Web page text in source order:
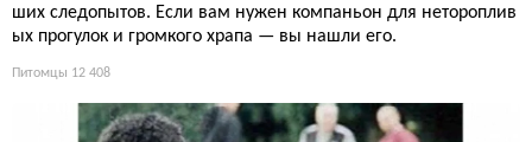
ших следопытов. Если вам нужен компаньон для нетороплив
ых прогулок и громкого храпа — вы нашли его.
Питомцы 12 408